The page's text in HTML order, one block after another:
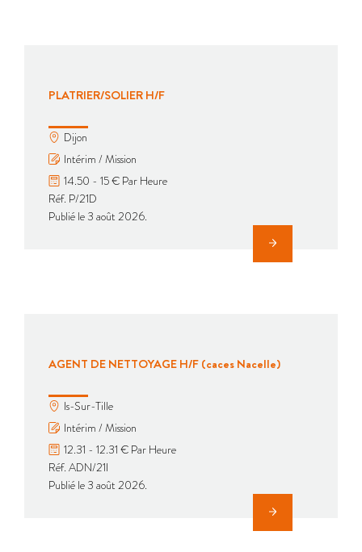
PLATRIER/SOLIER H/F
Dijon
Intérim / Mission
14.50 - 15 € Par Heure
Réf. P/21D
Publié le 3 août 2026.
AGENT DE NETTOYAGE H/F (caces Nacelle)
Is-Sur-Tille
Intérim / Mission
12.31 - 12.31 € Par Heure
Réf. ADN/21I
Publié le 3 août 2026.